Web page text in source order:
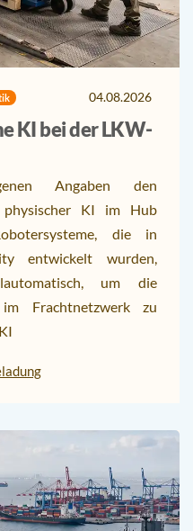
04.08.2026
KI bei der LKW-
Angaben den
physischer KI im Hub
die in
entwickelt wurden,
um die
Frachtnetzwerk zu